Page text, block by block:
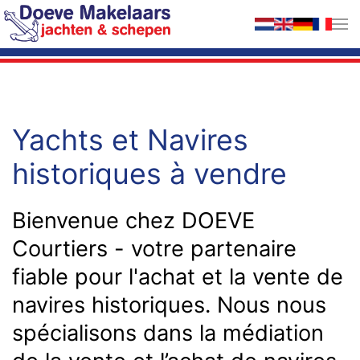
Accéder au contenu principal
Yachts et Navires
historiques à vendre
Bienvenue chez DOEVE
Courtiers - votre partenaire
fiable pour l'achat et la vente de
navires historiques. Nous nous
spécialisons dans la médiation